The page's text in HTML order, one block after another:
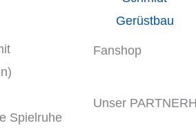
Spielruhe
Fanshop
Unser